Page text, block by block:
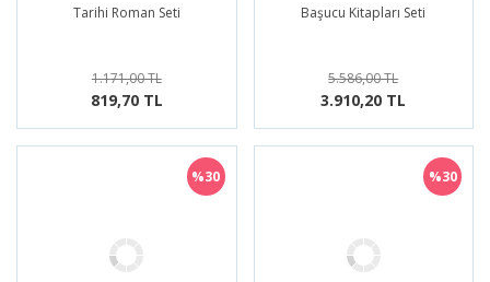
Tarihi Roman Seti
1.171,00 TL
819,70 TL
Başucu Kitapları Seti
5.586,00 TL
3.910,20 TL
%30 %30